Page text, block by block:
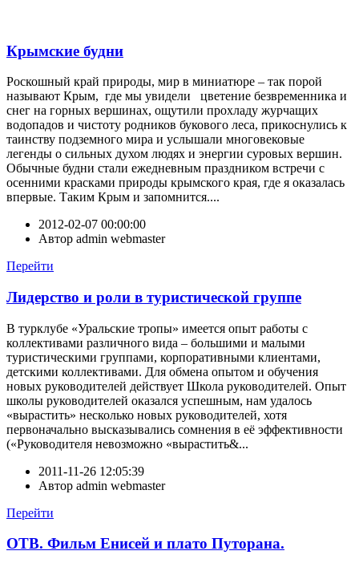
Крымские будни
Роскошный край природы, мир в миниатюре – так порой
называют Крым, где мы увидели цветение безвременника и
снег на горных вершинах, ощутили прохладу журчащих
водопадов и чистоту родников букового леса, прикоснулись к
таинству подземного мира и услышали многовековые
легенды о сильных духом людях и энергии суровых вершин.
Обычные будни стали ежедневным праздником встречи с
осенними красками природы крымского края, где я оказалась
впервые. Таким Крым и запомнится....
2012-02-07 00:00:00
Автор admin webmaster
Перейти
Лидерство и роли в туристической группе
В турклубе «Уральские тропы» имеется опыт работы с
коллективами различного вида – большими и малыми
туристическими группами, корпоративными клиентами,
детскими коллективами. Для обмена опытом и обучения
новых руководителей действует Школа руководителей. Опыт
школы руководителей оказался успешным, нам удалось
«вырастить» несколько новых руководителей, хотя
первоначально высказывались сомнения в её эффективности
(«Руководителя невозможно «вырастить&...
2011-11-26 12:05:39
Автор admin webmaster
Перейти
ОТВ. Фильм Енисей и плато Путорана.